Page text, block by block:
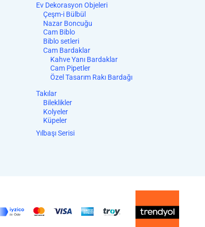
Ev Dekorasyon Objeleri
Çeşm-i Bülbül
Nazar Boncuğu
Cam Biblo
Biblo setleri
Cam Bardaklar
Kahve Yanı Bardaklar
Cam Pipetler
Özel Tasarım Rakı Bardağı
Takılar
Bileklikler
Kolyeler
Küpeler
Yılbaşı Serisi